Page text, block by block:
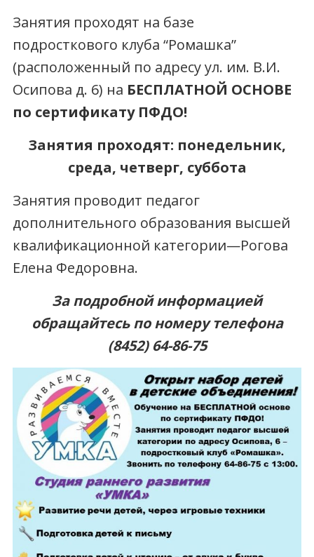
Занятия проходят на базе
подросткового клуба “Ромашка”
(расположенный по адресу ул. им. В.И.
Осипова д. 6) на БЕСПЛАТНОЙ ОСНОВЕ
по сертификату ПФДО!
Занятия проходят: понедельник,
среда, четверг, суббота
Занятия проводит педагог
дополнительного образования высшей
квалификационной категории—Рогова
Елена Федоровна.
За подробной информацией
обращайтесь по номеру телефона
(8452) 64-86-75